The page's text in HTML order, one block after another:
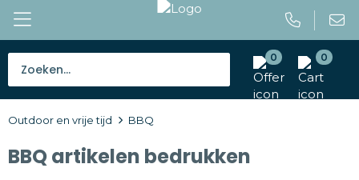
0 0
Caps en mutsen
Outdoor en vrije tijd BBQ
BBQ artikelen bedrukken